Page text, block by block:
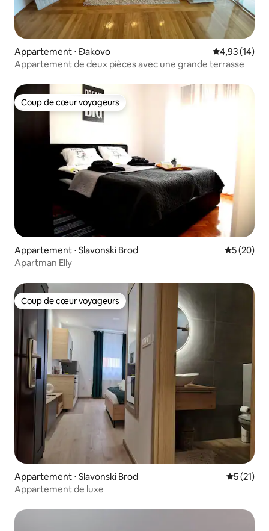
Appartement ⋅ Đakovo Évaluation
4,93 (14)
Appartement de deux pièces avec une grande terrasse
Coup de cœur voyageurs
Coup de cœur voyageurs
Appartement ⋅ Slavonski Brod
5 (20)
Apartman Elly
Coup de cœur voyageurs
Coup de cœur voyageurs
Appartement ⋅ Slavonski Brod
5 (21)
Appartement de luxe